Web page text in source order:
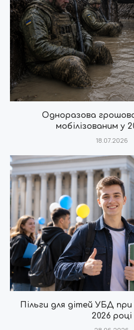
Одноразова
мобілізованим у
18.07.2026
Пільги для дітей УБД
2026 році